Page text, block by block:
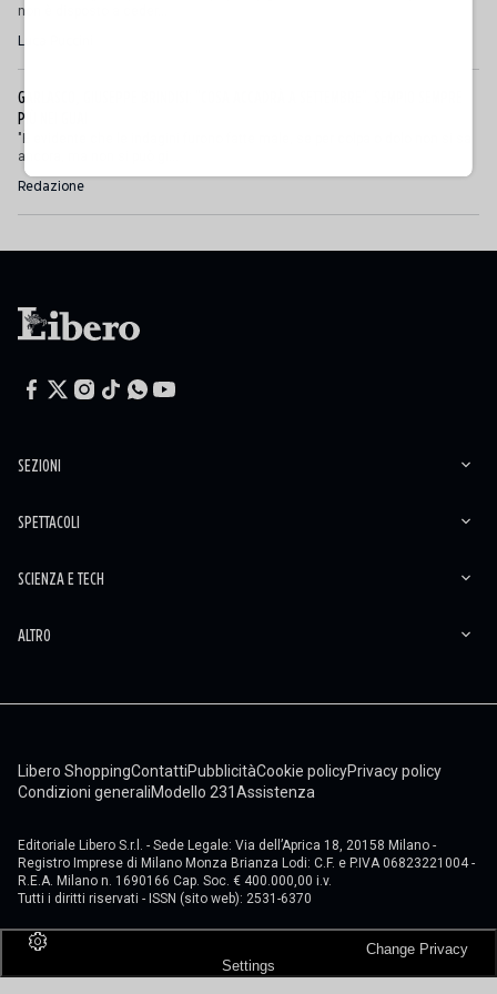
non è disposto a ceder...
GARLASCO, GIUSEPPE BRINDISI: "COSA ACCADRÀ A SETTEMBRE". SEMPIO SEMPRE
PIÙ NEI GUAI
"È evidente che le indagini furono fatte male, se per colpa o dolo non si sa
ancora, ma non si può gi...
Redazione
SEZIONI
SPETTACOLI
SCIENZA E TECH
ALTRO
Libero ShoppingContattiPubblicitàCookie policyPrivacy policy
Condizioni generaliModello 231Assistenza
Editoriale Libero S.r.l. - Sede Legale: Via dell’Aprica 18, 20158 Milano -
Registro Imprese di Milano Monza Brianza Lodi: C.F. e P.IVA 06823221004 -
R.E.A. Milano n. 1690166 Cap. Soc. € 400.000,00 i.v.
Tutti i diritti riservati - ISSN (sito web): 2531-6370
Settings